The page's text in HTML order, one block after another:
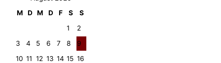
M
D M D F S
S
1
2
3
4 5 6 7 8
9
10 11 12 13 14 15 16